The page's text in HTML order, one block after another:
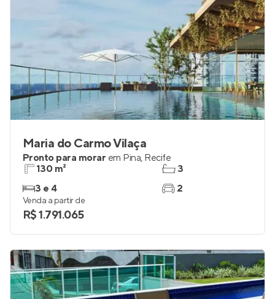
Maria do Carmo Vilaça
Pronto para morar em Pina, Recife
130 m²
3 e 4
3
2
Venda a partir de
R$ 1.791.065